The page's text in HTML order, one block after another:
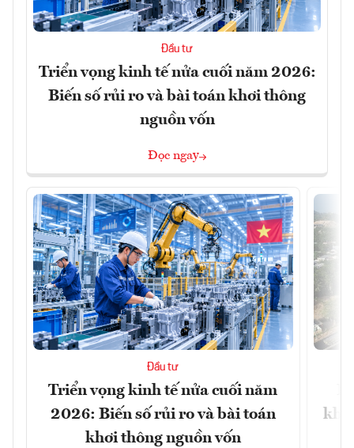
Đầu tư
Triển vọng kinh tế nửa cuối năm 2026:
Biến số rủi ro và bài toán khơi thông
nguồn vốn
Đọc ngay
Đầu tư
Triển vọng kinh tế nửa cuối năm
2026: Biến số rủi ro và bài toán
khơi thông nguồn vốn